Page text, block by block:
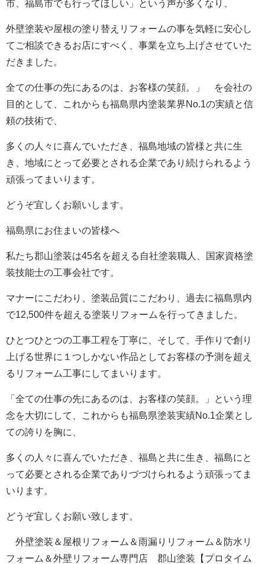
市、福島市でも行ってほしい」という声が多くなり、
外壁塗装や屋根の塗り替えリフォームの事を気軽に安心し
てご相談できるお店にすべく、事業を立ち上げさせていた
だきました。
全ての仕事の先にあるのは、お客様の笑顔。」 を会社の
目的として、これからも福島県内塗装業界No.1の実績と信
頼の技術で、
多くの人々に喜んでいただき、福島地域の皆様と共に生
き、地域にとって必要とされる企業であり続けられるよう
頑張ってまいります。
どうぞ宜しくお願いします。
福島県にお住まいの皆様へ
私たち郡山塗装は45名を超える自社塗装職人、国家資格塗
装技能士の工事会社です。
マナーにこだわり、塗装品質にこだわり、過去に福島県内
で12,500件を超える塗装リフォームを行ってきました。
ひとつひとつの工事工程を丁寧に、そして、手作りで創り
上げる世界に１つしかない作品としてお客様の予測を超え
るリフォーム工事にしてまいります。
「全ての仕事の先にあるのは、お客様の笑顔。」という理
念を大切にして、これからも福島県塗装実績No.1企業とし
ての誇りを胸に、
多くの人々に喜んでいただき、福島と共に生き、福島にと
って必要とされる企業でありづづけられるよう頑張ってま
いります。
どうぞ宜しくお願い致します。
外壁塗装＆屋根リフォーム＆雨漏りリフォーム＆防水リ
フォーム＆外壁リフォーム専門店 郡山塗装【プロタイム